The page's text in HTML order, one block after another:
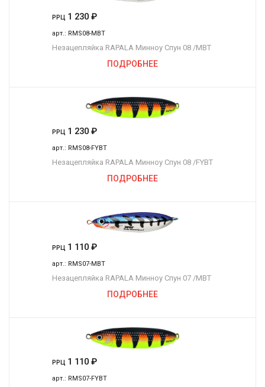
РРЦ 1 230 ₽
арт.: RMS08-MBT
Незацепляйка RAPALA Минноу Спун 08 /MBT
ПОДРОБНЕЕ
РРЦ 1 230 ₽
арт.: RMS08-FYBT
Незацепляйка RAPALA Минноу Спун 08 /FYBT
ПОДРОБНЕЕ
РРЦ 1 110 ₽
арт.: RMS07-MBT
Незацепляйка RAPALA Минноу Спун 07 /MBT
ПОДРОБНЕЕ
РРЦ 1 110 ₽
арт.: RMS07-FYBT